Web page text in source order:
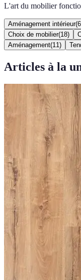
L'art du mobilier
Aménagement intérieur(
Choix de mobilier(18)
Aménagement(11 )
Articles à la